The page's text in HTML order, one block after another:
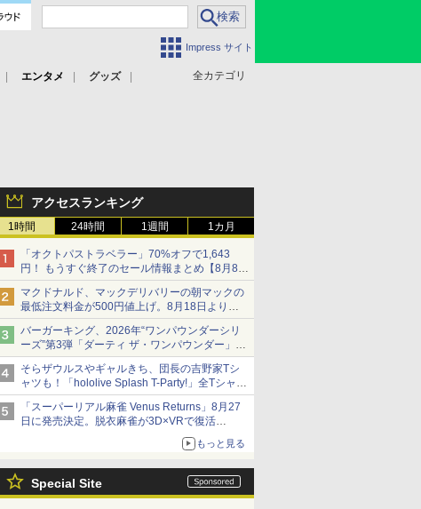
Impress サイト
全カテゴリ
エンタメ
グッズ
アクセスランキング
1時間 24時間 1週間 1カ月
「オクトパストラベラー」70%オフで1,643
円！ もうすぐ終了のセール情報まとめ【8月8日
更新】
ニンテンドーeショップでは「大神 絶景版」が
67%オフで990円
マクドナルド、マックデリバリーの朝マックの
最低注文料金が500円値上げ。8月18日より
1,500円から受付
バーガーキング、2026年“ワンパウンダーシリ
ーズ”第3弾「ダーティ ザ・ワンパウンダー」を
8月7日発売
「特製ガーリックマヨソース」を使用した超大
型チーズバーガー
そらザウルスやギャルきち、団長の吉野家Tシ
ャツも！「hololive Splash T-Party!」全Tシャツ
ラインナップ公開＆オンライン販売開始
「スーパーリアル麻雀 Venus Returns」8月27
日に発売決定。脱衣麻雀が3D×VRで復活
発売から2週間は20%オフになるセールが実施
もっと見る
Special Site